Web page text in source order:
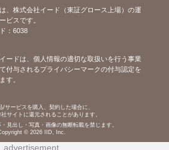
、株式会社イード（東証グロース上場）の運
ビスです。
：6038
ードは、個人情報の適切な取扱いを行う事業
付与されるプライバシーマークの付与認定を
す。
/サービスを購入、契約した場合に、
サイトに還元されることがあります。
見出し・写真・画像の無断転載を禁じます。
© 2026 IID, Inc.
advertisement